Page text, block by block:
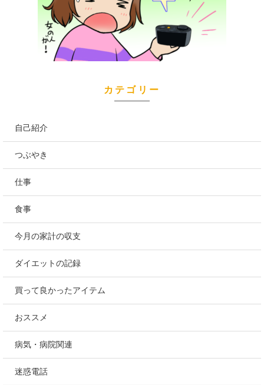
カテゴリー
自己紹介
つぶやき
仕事
食事
今月の家計の収支
ダイエットの記録
買って良かったアイテム
おススメ
病気・病院関連
迷惑電話